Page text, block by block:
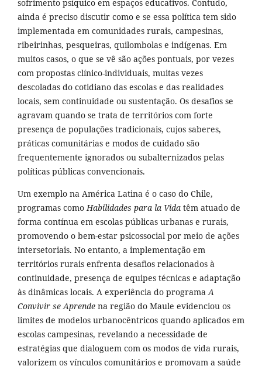
sofrimento psíquico em espaços educativos. Contudo,
ainda é preciso discutir como e se essa política tem sido
implementada em comunidades rurais, campesinas,
ribeirinhas, pesqueiras, quilombolas e indígenas. Em
muitos casos, o que se vê são ações pontuais, por vezes
com propostas clínico-individuais, muitas vezes
descoladas do cotidiano das escolas e das realidades
locais, sem continuidade ou sustentação. Os desafios se
agravam quando se trata de territórios com forte
presença de populações tradicionais, cujos saberes,
práticas comunitárias e modos de cuidado são
frequentemente ignorados ou subalternizados pelas
políticas públicas convencionais.
Um exemplo na América Latina é o caso do Chile,
programas comoHabilidades para la Vida têm atuado de
forma contínua em escolas públicas urbanas e rurais,
promovendo o bem-estar psicossocial por meio de ações
intersetoriais. No entanto, a implementação em
territórios rurais enfrenta desafios relacionados à
continuidade, presença de equipes técnicas e adaptação
às dinâmicas locais. A experiência do programaA
Convivir se Aprende na região do Maule evidenciou os
limites de modelos urbanocêntricos quando aplicados em
escolas campesinas, revelando a necessidade de
estratégias que dialoguem com os modos de vida rurais,
valorizem os vínculos comunitários e promovam a saúde